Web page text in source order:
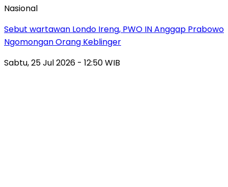
Nasional
Sebut wartawan Londo Ireng, PWO IN Anggap Prabowo
Ngomongan Orang Keblinger
Sabtu, 25 Jul 2026 - 12:50 WIB